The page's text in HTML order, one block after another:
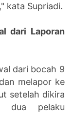
kata Supriadi.
dari Laporan
dari bocah 9
melapor ke
setelah dikira
dua pelaku